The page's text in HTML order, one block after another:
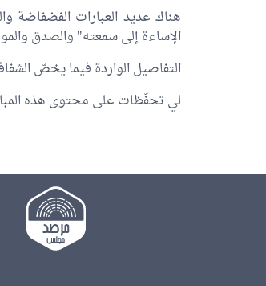
هناك عديد العبارات الفضفاضة
الإساءة إلى سمعته" والصدق
التفاصيل الواردة فيما يخصّ
لي تحفّظات على محتوى هذه